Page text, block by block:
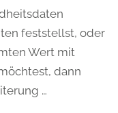
feststellst, oder
Wert mit
dann
…